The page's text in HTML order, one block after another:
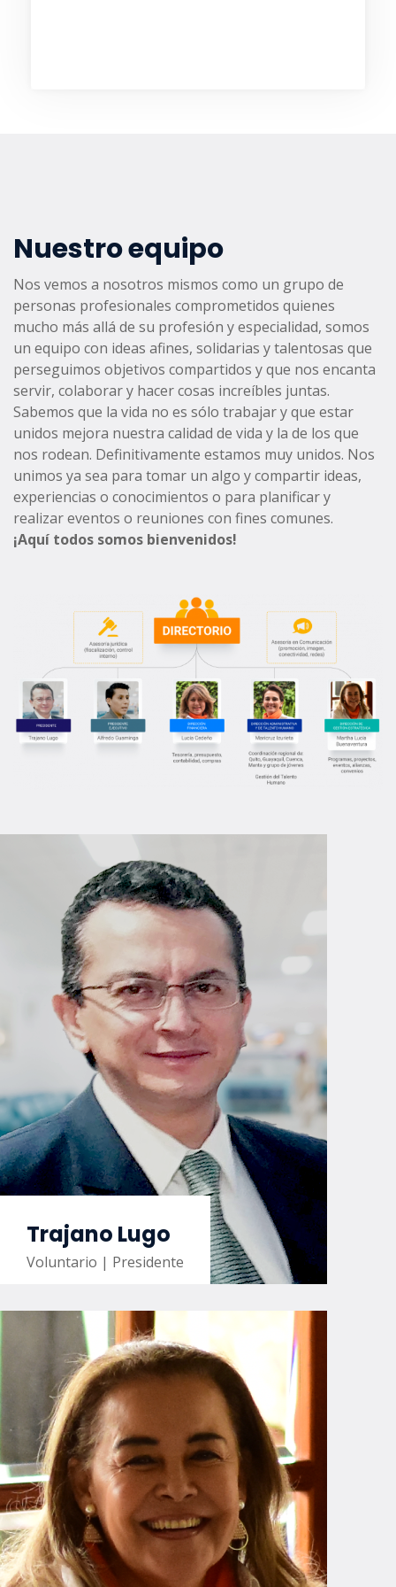
Nuestro equipo
Nos vemos a nosotros mismos como un grupo de
personas profesionales comprometidos quienes
mucho más allá de su profesión y especialidad, somos
un equipo con ideas afines, solidarias y talentosas que
perseguimos objetivos compartidos y que nos encanta
servir, colaborar y hacer cosas increíbles juntas.
Sabemos que la vida no es sólo trabajar y que estar
unidos mejora nuestra calidad de vida y la de los que
nos rodean. Definitivamente estamos muy unidos. Nos
unimos ya sea para tomar un algo y compartir ideas,
experiencias o conocimientos o para planificar y
realizar eventos o reuniones con fines comunes.
¡Aquí todos somos bienvenidos!
Trajano Lugo
Voluntario | Presidente